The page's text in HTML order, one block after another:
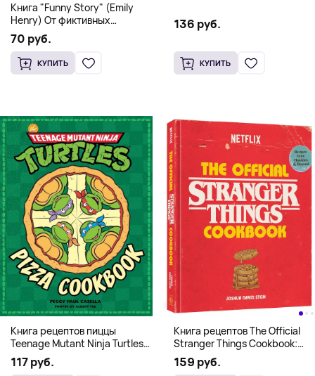
Книга "Funny Story" (Emily
Henry) От фиктивных
свиданий к реальной любви
70 руб.
КУПИТЬ
136 руб.
КУПИТЬ
Книга рецептов пиццы
Teenage Mutant Ninja Turtles
Pizza Cookbook (На
английском)
117 руб.
Книга рецептов The Official
Stranger Things Cookbook:
Recipes from Hawkins and
Beyond (На английском)
159 руб.